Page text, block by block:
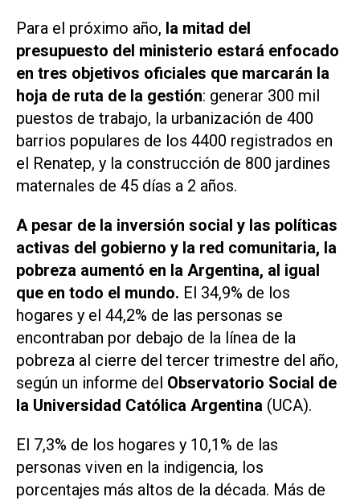
Para el próximo año, la mitad del
presupuesto del ministerio estará enfocado
en tres objetivos oficiales que marcarán la
hoja de ruta de la gestión: generar 300 mil
puestos de trabajo, la urbanización de 400
barrios populares de los 4400 registrados en
el Renatep, y la construcción de 800 jardines
maternales de 45 días a 2 años.
A pesar de la inversión social y las políticas
activas del gobierno y la red comunitaria, la
pobreza aumentó en la Argentina, al igual
que en todo el mundo. El 34,9% de los
hogares y el 44,2% de las personas se
encontraban por debajo de la línea de la
pobreza al cierre del tercer trimestre del año,
según un informe del Observatorio Social de
la Universidad Católica Argentina (UCA).
El 7,3% de los hogares y 10,1% de las
personas viven en la indigencia, los
porcentajes más altos de la década. Más de